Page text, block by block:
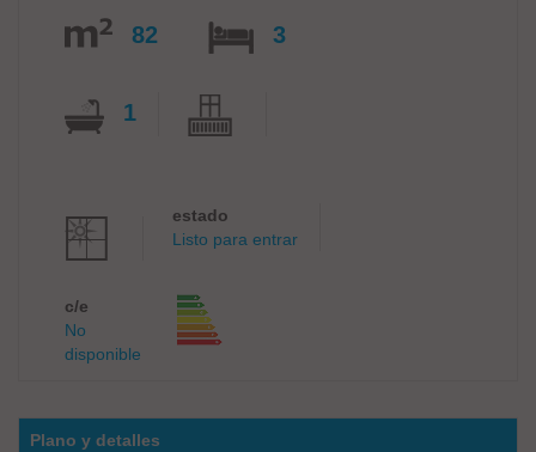
82 3
1
estado
Listo para entrar
c/e
No
disponible
Plano y detalles